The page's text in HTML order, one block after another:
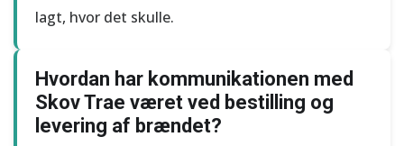
lagt, hvor det skulle.
Hvordan har kommunikationen med
Skov Trae været ved bestilling og
levering af brændet?